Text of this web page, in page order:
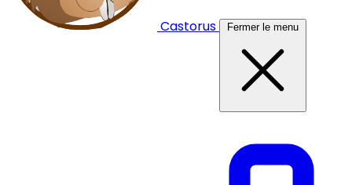
Castorus Fermer le menu